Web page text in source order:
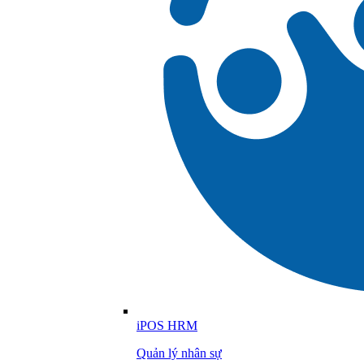
iPOS HRM
Quản lý nhân sự